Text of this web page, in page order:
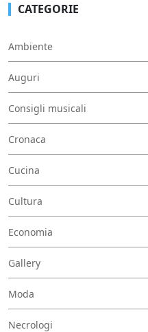
CATEGORIE
Ambiente
Auguri
Consigli musicali
Cronaca
Cucina
Cultura
Economia
Gallery
Moda
Necrologi